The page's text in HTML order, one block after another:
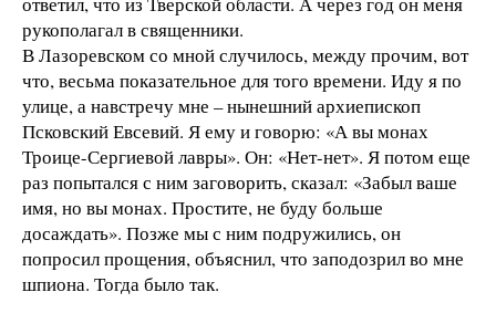
рукополагал в священники.
В Лазоревском со мной случилось, между прочим, вот
что, весьма показательное для того времени. Иду я по
улице, а навстречу мне – нынешний архиепископ
Псковский Евсевий. Я ему и говорю: «А вы монах
Троице-Сергиевой лавры». Он: «Нет-нет». Я потом еще
раз попытался с ним заговорить, сказал: «Забыл ваше
имя, но вы монах. Простите, не буду больше
досаждать». Позже мы с ним подружились, он
попросил прощения, объяснил, что заподозрил во мне
шпиона. Тогда было так.